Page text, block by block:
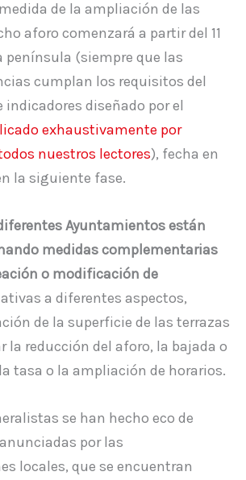
de la ampliación de las
aforo comenzará a partir del 11
península (siempre que las
cumplan los requisitos del
diseñado por el
exhaustivamente por
nuestros lectores), fecha en
la siguiente fase.
Ayuntamientos están
medidas complementarias
o modificación de
a diferentes aspectos,
de la superficie de las terrazas
la reducción del aforo, la bajada o
tasa o la ampliación de horarios.
se han hecho eco de
por las
locales, que se encuentran